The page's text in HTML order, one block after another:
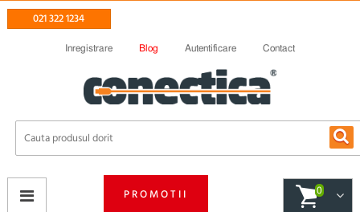
021 322 1234
Inregistrare Blog Autentificare Contact
PROMOTII 0